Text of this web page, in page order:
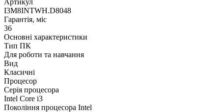
I3M8INTWH.D8048
Гарантія, міс
36
Основні характеристики
Тип ПК
Для роботи та навчання
Вид
Класичні
Процесор
Серія процесора
Intel Core i3
Покоління процесора Intel